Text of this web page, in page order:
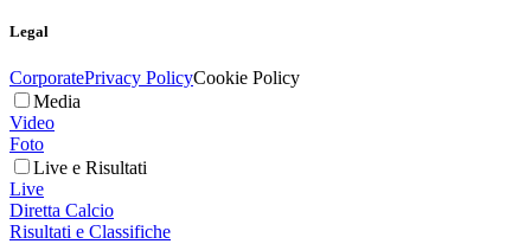
Legal
CorporatePrivacy PolicyCookie Policy
Media
Video
Foto
Live e Risultati
Live
Diretta Calcio
Risultati e Classifiche